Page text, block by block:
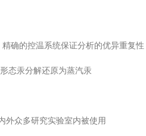
的控温系统保证分析的优异重复性
态汞分解还原为蒸汽汞
众多研究实验室内被使用